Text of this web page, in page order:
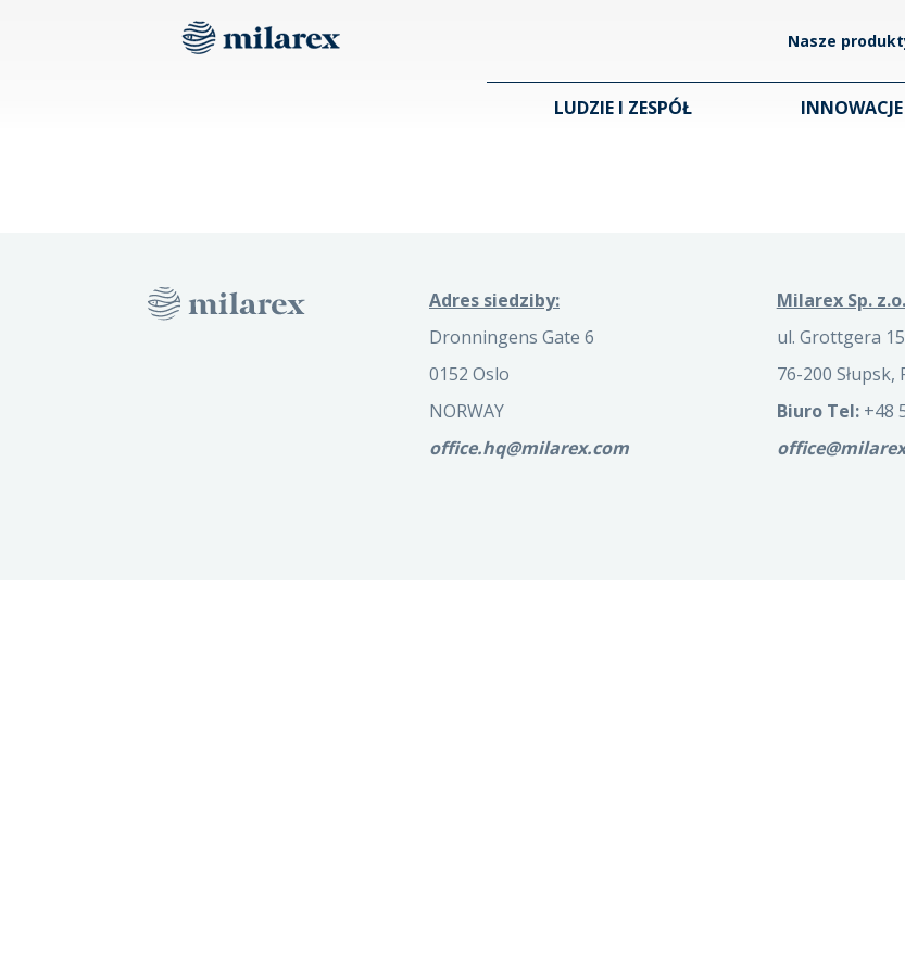
Nasze
LUDZIE I ZESPÓŁ
Adres siedziby:
Dronningens Gate 6
0152 Oslo
NORWAY
office.hq@milarex.com
Milarex Sp.
ul. Grottgera 15
76-200 Słupsk,
Biuro Tel:+48